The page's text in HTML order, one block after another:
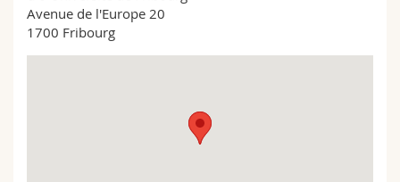
Avenue de l'Europe 20
1700 Fribourg